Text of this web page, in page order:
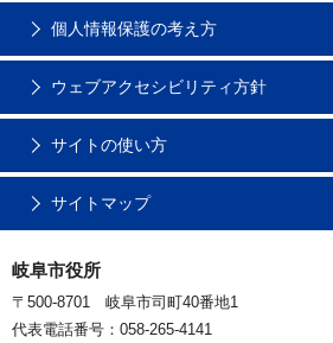
個人情報保護の考え方
ウェブアクセシビリティ方針
サイトの使い方
サイトマップ
岐阜市役所
〒500-8701 岐阜市司町40番地1
代表電話番号：058-265-4141